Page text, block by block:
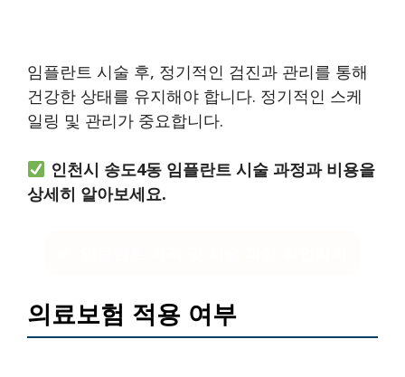
임플란트 시술 후, 정기적인 검진과 관리를 통해
건강한 상태를 유지해야 합니다. 정기적인 스케
일링 및 관리가 중요합니다.
인천시 송도4동 임플란트 시술 과정과 비용을
상세히 알아보세요.
의료보험 적용 여부